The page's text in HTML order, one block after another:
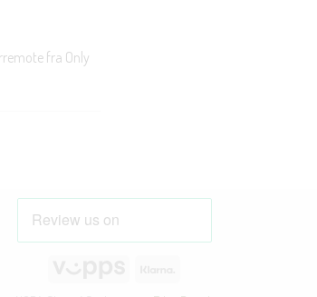
fra Only